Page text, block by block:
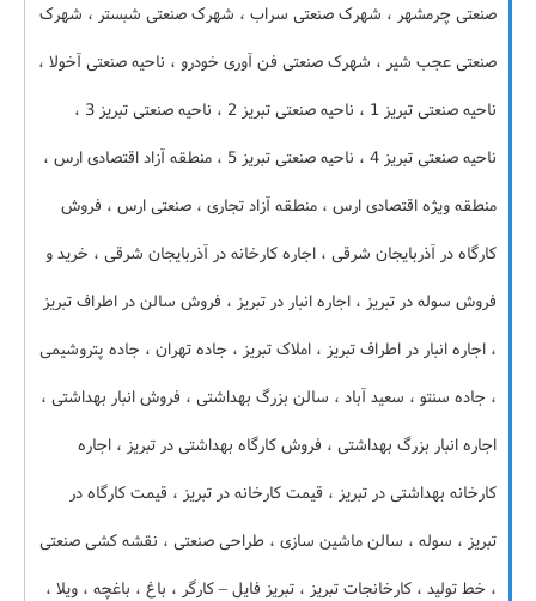
صنعتی چرمشهر ، شهرک صنعتی سراب ، شهرک صنعتی شبستر ، شهرک
صنعتی عجب شیر ، شهرک صنعتی فن آوری خودرو ، ناحیه صنعتی آخولا ،
ناحیه صنعتی تبریز 1 ، ناحیه صنعتی تبریز 2 ، ناحیه صنعتی تبریز 3 ،
ناحیه صنعتی تبریز 4 ، ناحیه صنعتی تبریز 5 ، منطقه آزاد اقتصادی ارس ،
منطقه ویژه اقتصادی ارس ، منطقه آزاد تجاری ، صنعتی ارس ، فروش
کارگاه در آذربایجان شرقی ، اجاره کارخانه در آذربایجان شرقی ، خرید و
فروش سوله در تبریز ، اجاره انبار در تبریز ، فروش سالن در اطراف تبریز
، اجاره انبار در اطراف تبریز ، املاک تبریز ، جاده تهران ، جاده پتروشیمی
، جاده سنتو ، سعید آباد ، سالن بزرگ بهداشتی ، فروش انبار بهداشتی ،
اجاره انبار بزرگ بهداشتی ، فروش کارگاه بهداشتی در تبریز ، اجاره
کارخانه بهداشتی در تبریز ، قیمت کارخانه در تبریز ، قیمت کارگاه در
تبریز ، سوله ، سالن ماشین سازی ، طراحی صنعتی ، نقشه کشی صنعتی
، خط تولید ، کارخانجات تبریز ، تبریز فایل – کارگر ، باغ ، باغچه ، ویلا ،